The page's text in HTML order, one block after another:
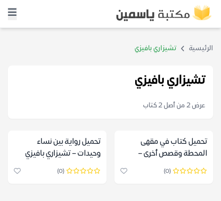
الرئيسية تشيزاري بافيزي
تشيزاري بافيزي
عرض 2 من أصل 2 كتاب
تحميل كتاب في مقهى
المحطة وقصص أخرى –
تشيزاري بافيزي
(0)
تحميل رواية بين نساء
وحيدات – تشيزاري بافيزي
(0)